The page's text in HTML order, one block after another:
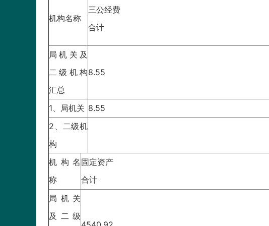
机构名称
三公经费
合计
局机关及
二级机构
汇总
8.55
1、局机关 8.55
2、二级机
构
机构名
称
固定资产
合计
局机关
及二级